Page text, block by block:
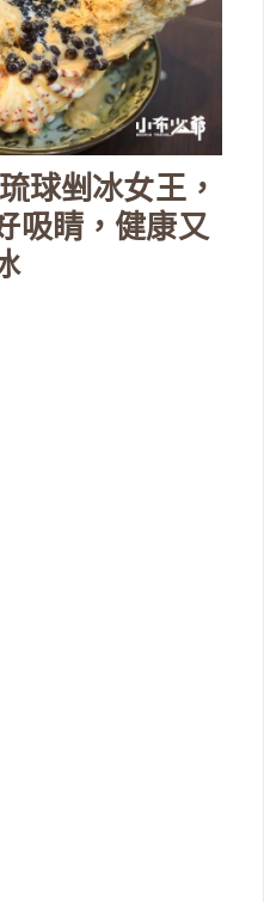
球剉冰女王，
吸睛，健康又